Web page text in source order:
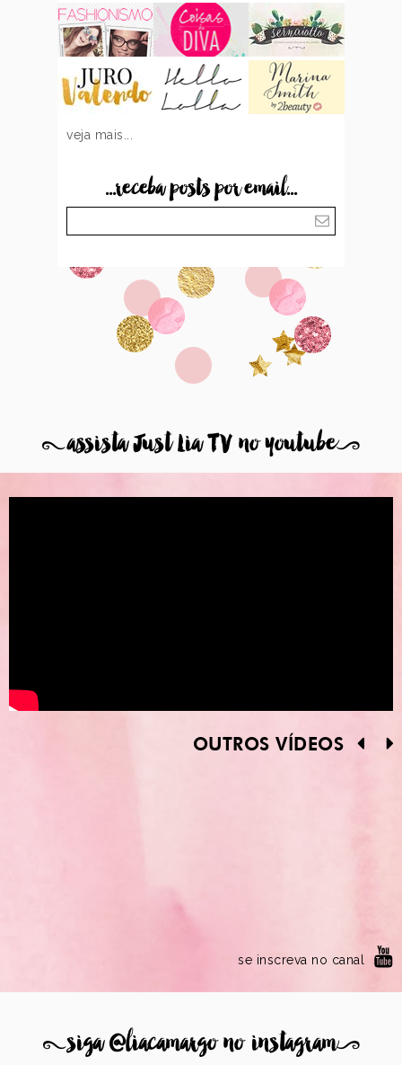
veja mais...
...receba posts por email...
8assista Just Lia TV no youtube9
OUTROS VÍDEOS
se inscreva no canal
8siga @liacamargo no instagram9